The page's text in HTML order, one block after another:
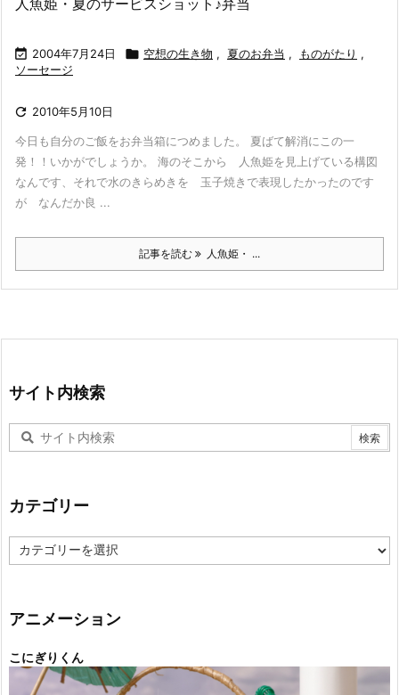
 2004年7月24日  空想の生き物 , 夏のお弁当 , ものがたり ,
ソーセージ
 2010年5月10日
今日も自分のご飯をお弁当箱につめました。 夏ばて解消にこの一
発！！いかがでしょうか。 海のそこから 人魚姫を見上げている構図
なんです、それで水のきらめきを 玉子焼きで表現したかったのです
が なんだか良 ...
記事を読む 人魚姫・ ...
サイト内検索
カテゴリー
テ
ー
アニメーション
こにぎりくん